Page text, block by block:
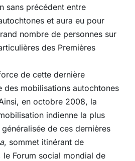
sans précédent entre
et aura eu pour
nombre de personnes sur
des Premières
de cette dernière
des mobilisations autochtones
en octobre 2008, la
indienne la plus
de ces dernières
, sommet itinérant de
le Forum social mondial de